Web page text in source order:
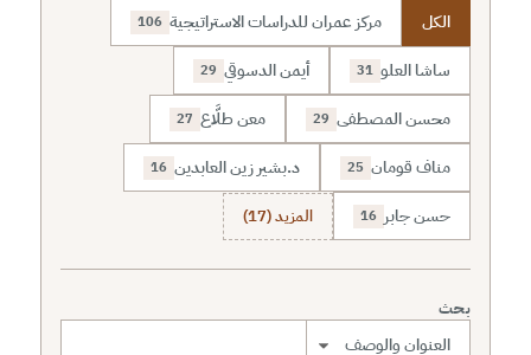
الكل مركز عمران للدراسات الاستراتيجية 106
ساشا العلو 31 أيمن الدسوقي 29
محسن المصطفى 29 معن طلَّاع 27
مناف قومان 25 د.بشير زين العابدين 16
حسن جابر 16 المزيد (17)
بحث